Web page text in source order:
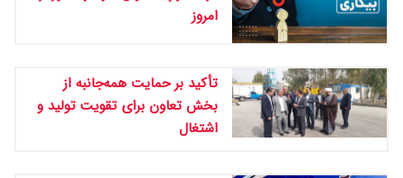
امروز
تأکید بر حمایت همه‌جانبه از
بخش تعاون برای تقویت تولید و
اشتغال